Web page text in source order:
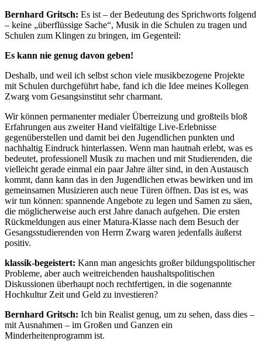
Bernhard Gritsch: Es ist – der Bedeutung des Sprichworts folgend
– keine „überflüssige Sache“, Musik in die Schulen zu tragen und
Schulen zum Klingen zu bringen, im Gegenteil:
Es kann nie genug davon geben!
Deshalb, und weil ich selbst schon viele musikbezogene Projekte
mit Schulen durchgeführt habe, fand ich die Idee meines Kollegen
Zwarg vom Gesangsinstitut sehr charmant.
Wir können permanenter medialer Überreizung und großteils bloß
Erfahrungen aus zweiter Hand vielfältige Live-Erlebnisse
gegenüberstellen und damit bei den Jugendlichen punkten und
nachhaltig Eindruck hinterlassen. Wenn man hautnah erlebt, was es
bedeutet, professionell Musik zu machen und mit Studierenden, die
vielleicht gerade einmal ein paar Jahre älter sind, in den Austausch
kommt, dann kann das in den Jugendlichen etwas bewirken und im
gemeinsamen Musizieren auch neue Türen öffnen. Das ist es, was
wir tun können: spannende Angebote zu legen und Samen zu säen,
die möglicherweise auch erst Jahre danach aufgehen. Die ersten
Rückmeldungen aus einer Matura-Klasse nach dem Besuch der
Gesangsstudierenden von Herrn Zwarg waren jedenfalls äußerst
positiv.
klassik-begeistert: Kann man angesichts großer bildungspolitischer
Probleme, aber auch weitreichenden haushaltspolitischen
Diskussionen überhaupt noch rechtfertigen, in die sogenannte
Hochkultur Zeit und Geld zu investieren?
Bernhard Gritsch: Ich bin Realist genug, um zu sehen, dass dies –
mit Ausnahmen – im Großen und Ganzen ein
Minderheitenprogramm ist.